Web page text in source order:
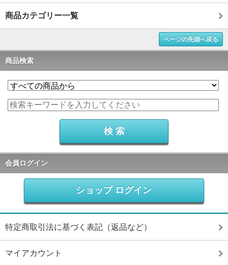
商品カテゴリー一覧
ページの先頭へ戻る
商品検索
会員ログイン
ショップ ログイン
特定商取引法に基づく表記（返品など）
マイアカウント